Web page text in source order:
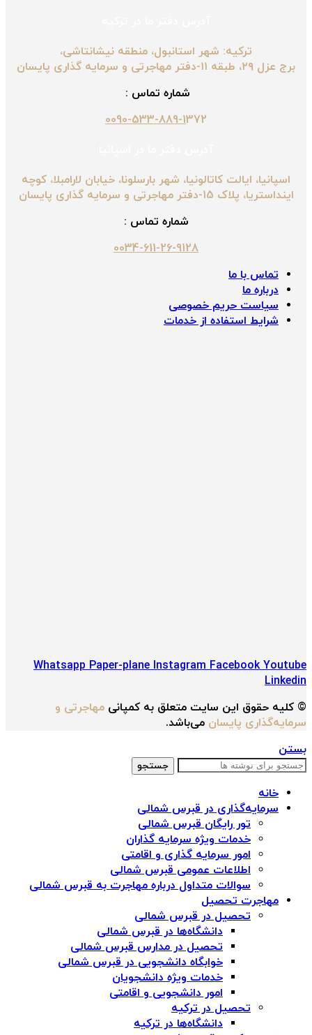
ترکیه: شهر استانبول، منطقه نیشانتاشی،
برج عزل ۲۹، طبقه ۱۱-دفتر مهاجرتی و سرمایه گذاری پایسان
شماره تماس :
0090-533-889-1372
اسپانیا، ایالت کاتالونیا، شهر بارسلونا، خیابان لارامبلا، کوچه
اینداستریا، پلاک 15-دفتر مهاجرتی و سرمایه گذاری پایسان
شماره تماس :
0034-611-26-9128
تماس با ما
درباره ما
سیاست حریم خصوصی
شرایط استفاده از خدمات
Whatsapp Paper-plane Instagram Facebook Youtube
Linkedin
© کلیه حقوق این سایت متعلق به کمپانی مهاجرتی و
سرمایه‌گذاری پایسان می‌باشد.
بستن
جستجو
خانه
سرمایه‌گذاری در قبرس شمالی
تور رایگان قبرس شمالی
خدمات ویژه سرمایه گذاران
امور سرمایه گذاری و اقامتی
اطلاعات عمومی قبرس شمالی
سوالات متداول درباره مهاجرت به قبرس شمالی
مهاجرت تحصیل
تحصیل در قبرس شمالی
دانشگاه‌ها در قبرس شمالی
تحصیل در مدارس قبرس شمالی
خوابگاه دانشجویی در قبرس شمالی
خدمات ویژه دانشجویان
امور دانشجویی و اقامتی
تحصیل در ترکیه
دانشگاه‌ها در ترکیه